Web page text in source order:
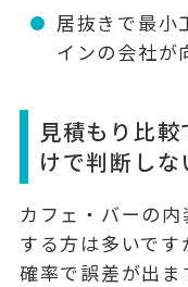
居抜きで最小
インの会社が
見積もり比
けで判断しな
カフェ・バーの
する方は多いで
確率で誤差が出ま